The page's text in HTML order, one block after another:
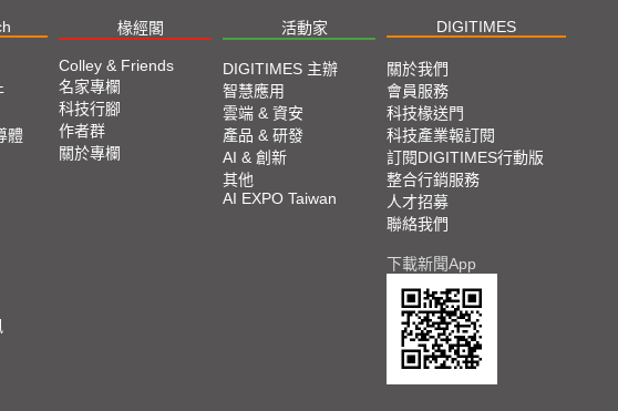
椽經閣 活動家 DIGITIMES
體
Colley & Friends
名家專欄
科技行腳
作者群
關於專欄
DIGITIMES 主辦
智慧應用
雲端 & 資安
產品 & 研發
AI & 創新
其他
AI EXPO Taiwan
關於我們
會員服務
科技椽送門
科技產業報訂閱
訂閱DIGITIMES行動版
整合行銷服務
人才招募
聯絡我們
下載新聞App